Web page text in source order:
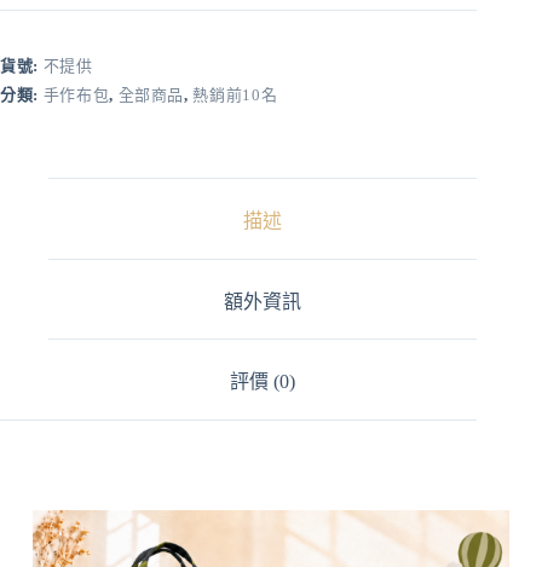
r
n
a
貨號: 不提供
分類: 手作布包, 全部商品, 熱銷前10名
描述
額外資訊
評價 (0)